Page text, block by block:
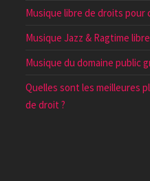
Musique libre de droits pour
Musique Jazz & Ragtime
Musique du domaine public
Quelles sont les meilleures
de droit ?